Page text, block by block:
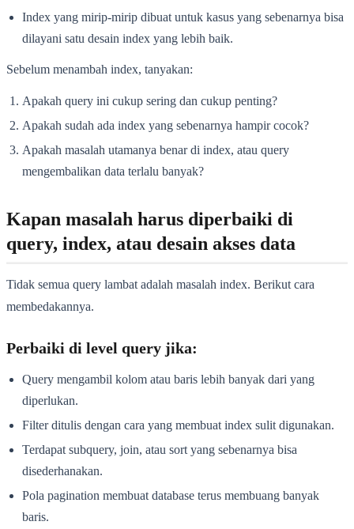
Index yang mirip-mirip dibuat untuk kasus yang sebenarnya bisa
dilayani satu desain index yang lebih baik.
Sebelum menambah index, tanyakan:
Apakah query ini cukup sering dan cukup penting?
Apakah sudah ada index yang sebenarnya hampir cocok?
Apakah masalah utamanya benar di index, atau query
mengembalikan data terlalu banyak?
Kapan masalah harus diperbaiki di
query, index, atau desain akses data
Tidak semua query lambat adalah masalah index. Berikut cara
membedakannya.
Perbaiki di level query jika:
Query mengambil kolom atau baris lebih banyak dari yang
diperlukan.
Filter ditulis dengan cara yang membuat index sulit digunakan.
Terdapat subquery, join, atau sort yang sebenarnya bisa
disederhanakan.
Pola pagination membuat database terus membuang banyak
baris.